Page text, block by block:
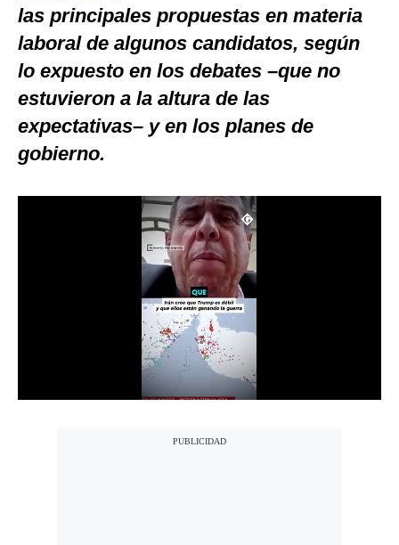
Tecnología
Mix
G de Gestión
Notas Contratadas
Podcast
las principales propuestas en materia
laboral de algunos candidatos, según
lo expuesto en los debates –que no
estuvieron a la altura de las
expectativas– y en los planes de
gobierno.